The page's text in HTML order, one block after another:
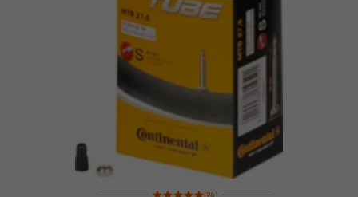
Bewertungen: 5 von 5 basierend auf 24